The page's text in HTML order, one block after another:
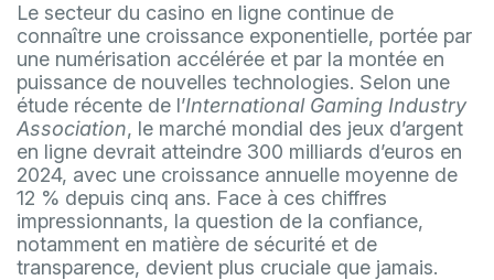
Le secteur du casino en ligne continue de
connaître une croissance exponentielle, portée par
une numérisation accélérée et par la montée en
puissance de nouvelles technologies. Selon une
étude récente de l’International Gaming Industry
Association, le marché mondial des jeux d’argent
en ligne devrait atteindre 300 milliards d’euros en
2024, avec une croissance annuelle moyenne de
12 % depuis cinq ans. Face à ces chiffres
impressionnants, la question de la confiance,
notamment en matière de sécurité et de
transparence, devient plus cruciale que jamais.